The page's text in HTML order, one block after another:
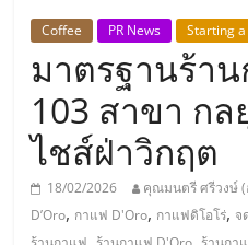
ธุรกิจ
เอ
ส
เอ็
Coffee PR News Starting
มาตรฐานร้าน
103 สาขา ก
ไชส์ฝ่าวิกฤต
18/02/2026 คุณมนตรี ศรีวงษ์
D’Oro, กาแฟ D'Oro, กาแฟดิโอโร่, จ